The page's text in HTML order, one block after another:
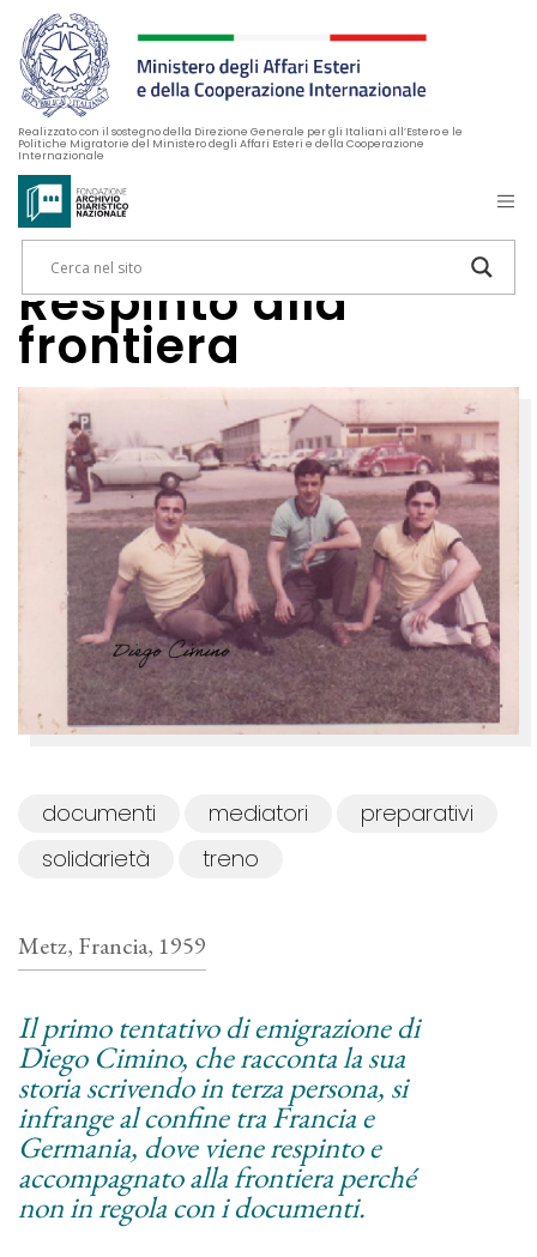
Realizzato con il sostegno della Direzione Generale per gli Italiani all’Estero e le
Politiche Migratorie del Ministero degli Affari Esteri e della Cooperazione
Internazionale
Respinto alla
frontiera
documenti mediatori
preparativi
solidarietà
treno
Metz, Francia, 1959
Il primo tentativo di emigrazione di
Diego Cimino, che racconta la sua
storia scrivendo in terza persona, si
infrange al confine tra Francia e
Germania, dove viene respinto e
accompagnato alla frontiera perché
non in regola con i documenti.